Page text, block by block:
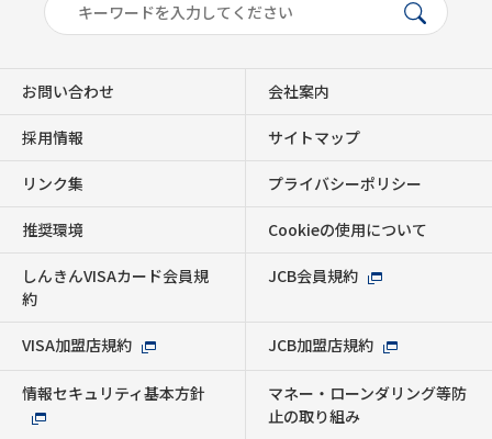
お問い合わせ 会社案内
採用情報 サイトマップ
リンク集 プライバシーポリシー
推奨環境 Cookieの使用について
しんきんVISAカード会員規
約
JCB会員規約
VISA加盟店規約 JCB加盟店規約
情報セキュリティ基本方針
マネー・ローンダリング等防
止の取り組み